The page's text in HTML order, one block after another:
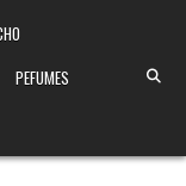
PEFUMES